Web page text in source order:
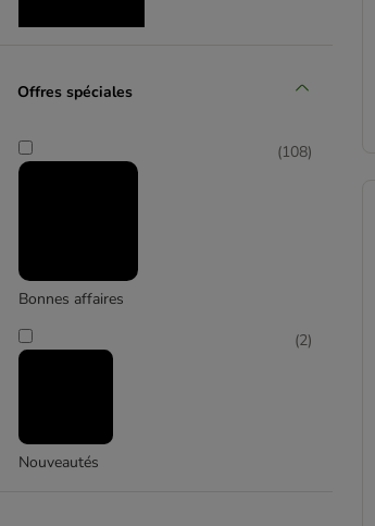
Très grand > 45 kg
Offres spéciales
Bonnes affaires
(108)
Nouveautés
(2)